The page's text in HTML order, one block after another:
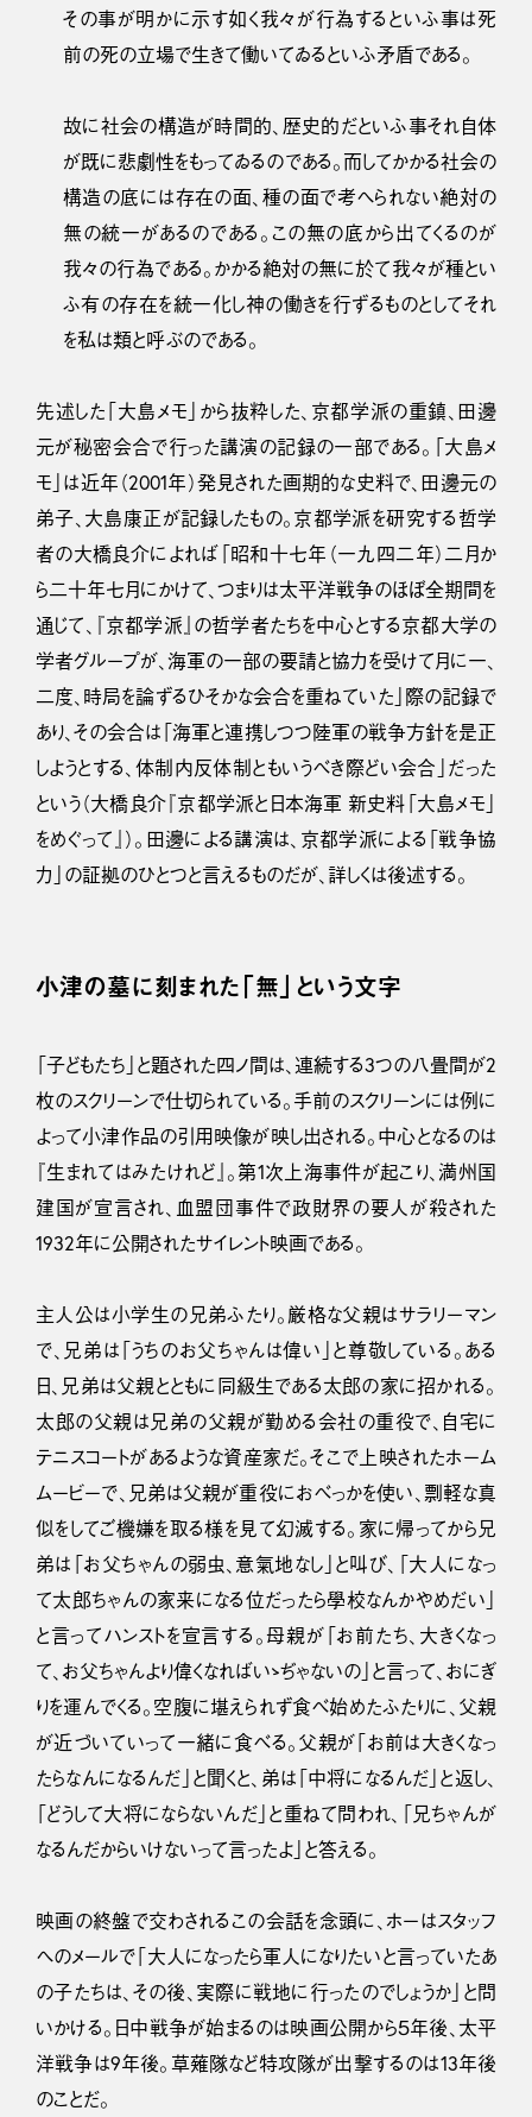
その事が明かに示す如く我々が行為するといふ事は死
前の死の立場で生きて働いてゐるといふ矛盾である。
故に社会の構造が時間的、歴史的だといふ事それ自体
が既に悲劇性をもってゐるのである。而してかかる社会の
構造の底には存在の面、種の面で考へられない絶対の
無の統一があるのである。この無の底から出てくるのが
我々の行為である。かかる絶対の無に於て我々が種とい
ふ有の存在を統一化し神の働きを行ずるものとしてそれ
を私は類と呼ぶのである。
先述した「大島メモ」から抜粋した、京都学派の重鎮、田邊
元が秘密会合で行った講演の記録の一部である。「大島メ
モ」は近年（2001年）発見された画期的な史料で、田邊元の
弟子、大島康正が記録したもの。京都学派を研究する哲学
者の大橋良介によれば「昭和十七年（一九四二年）二月か
ら二十年七月にかけて、つまりは太平洋戦争のほぼ全期間を
通じて、『京都学派』の哲学者たちを中心とする京都大学の
学者グループが、海軍の一部の要請と協力を受けて月に一、
二度、時局を論ずるひそかな会合を重ねていた」際の記録で
あり、その会合は「海軍と連携しつつ陸軍の戦争方針を是正
しようとする、体制内反体制ともいうべき際どい会合」だった
という（大橋良介『京都学派と日本海軍 新史料「大島メモ」
をめぐって』）。田邊による講演は、京都学派による「戦争協
力」の証拠のひとつと言えるものだが、詳しくは後述する。
小津の墓に刻まれた「無」という文字
「子どもたち」と題された四ノ間は、連続する3つの八畳間が2
枚のスクリーンで仕切られている。手前のスクリーンには例に
よって小津作品の引用映像が映し出される。中心となるのは
『生まれてはみたけれど』。第1次上海事件が起こり、満州国
建国が宣言され、血盟団事件で政財界の要人が殺された
1932年に公開されたサイレント映画である。
主人公は小学生の兄弟ふたり。厳格な父親はサラリーマン
で、兄弟は「うちのお父ちゃんは偉い」と尊敬している。ある
日、兄弟は父親とともに同級生である太郎の家に招かれる。
太郎の父親は兄弟の父親が勤める会社の重役で、自宅に
テニスコートがあるような資産家だ。そこで上映されたホーム
ムービーで、兄弟は父親が重役におべっかを使い、剽軽な真
似をしてご機嫌を取る様を見て幻滅する。家に帰ってから兄
弟は「お父ちゃんの弱虫、意氣地なし」と叫び、「大人になっ
て太郎ちゃんの家来になる位だったら學校なんかやめだい」
と言ってハンストを宣言する。母親が「お前たち、大きくなっ
て、お父ちゃんより偉くなればいゝぢゃないの」と言って、おにぎ
りを運んでくる。空腹に堪えられず食べ始めたふたりに、父親
が近づいていって一緒に食べる。父親が「お前は大きくなっ
たらなんになるんだ」と聞くと、弟は「中将になるんだ」と返し、
「どうして大将にならないんだ」と重ねて問われ、「兄ちゃんが
なるんだからいけないって言ったよ」と答える。
映画の終盤で交わされるこの会話を念頭に、ホーはスタッフ
へのメールで「大人になったら軍人になりたいと言っていたあ
の子たちは、その後、実際に戦地に行ったのでしょうか」と問
いかける。日中戦争が始まるのは映画公開から５年後、太平
洋戦争は9年後。草薙隊など特攻隊が出撃するのは13年後
のことだ。